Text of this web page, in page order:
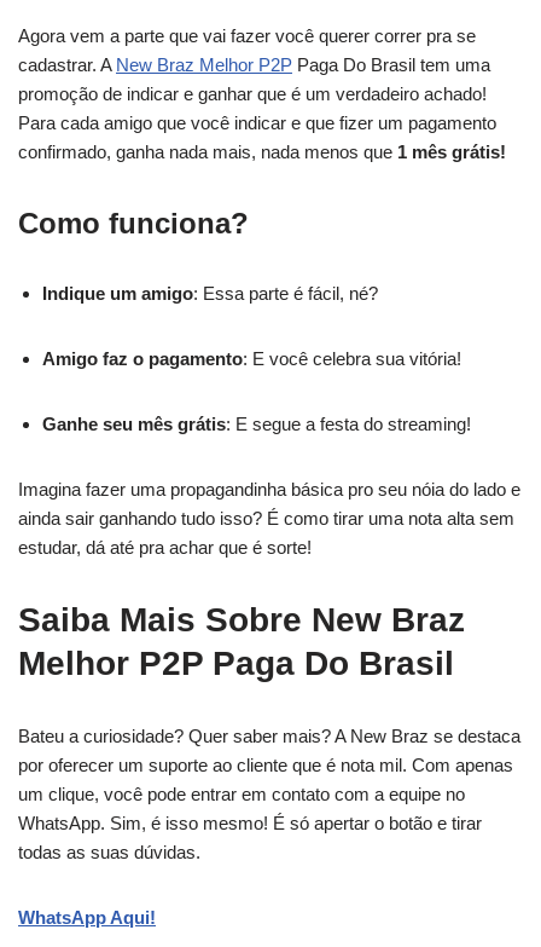
Agora vem a parte que vai fazer você querer correr pra se
cadastrar. A New Braz Melhor P2P Paga Do Brasil tem uma
promoção de indicar e ganhar que é um verdadeiro achado!
Para cada amigo que você indicar e que fizer um pagamento
confirmado, ganha nada mais, nada menos que 1 mês grátis!
Como funciona?
Indique um amigo: Essa parte é fácil, né?
Amigo faz o pagamento: E você celebra sua vitória!
Ganhe seu mês grátis: E segue a festa do streaming!
Imagina fazer uma propagandinha básica pro seu nóia do lado e
ainda sair ganhando tudo isso? É como tirar uma nota alta sem
estudar, dá até pra achar que é sorte!
Saiba Mais Sobre New Braz
Melhor P2P Paga Do Brasil
Bateu a curiosidade? Quer saber mais? A New Braz se destaca
por oferecer um suporte ao cliente que é nota mil. Com apenas
um clique, você pode entrar em contato com a equipe no
WhatsApp. Sim, é isso mesmo! É só apertar o botão e tirar
todas as suas dúvidas.
WhatsApp Aqui!